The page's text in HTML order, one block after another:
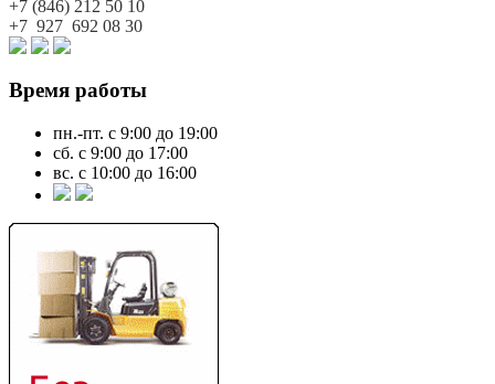
+7 (846) 212 50 10
+7 927 692 08 30
Время работы
пн.-пт. с 9:00 до 19:00
сб. с 9:00 до 17:00
вс. с 10:00 до 16:00